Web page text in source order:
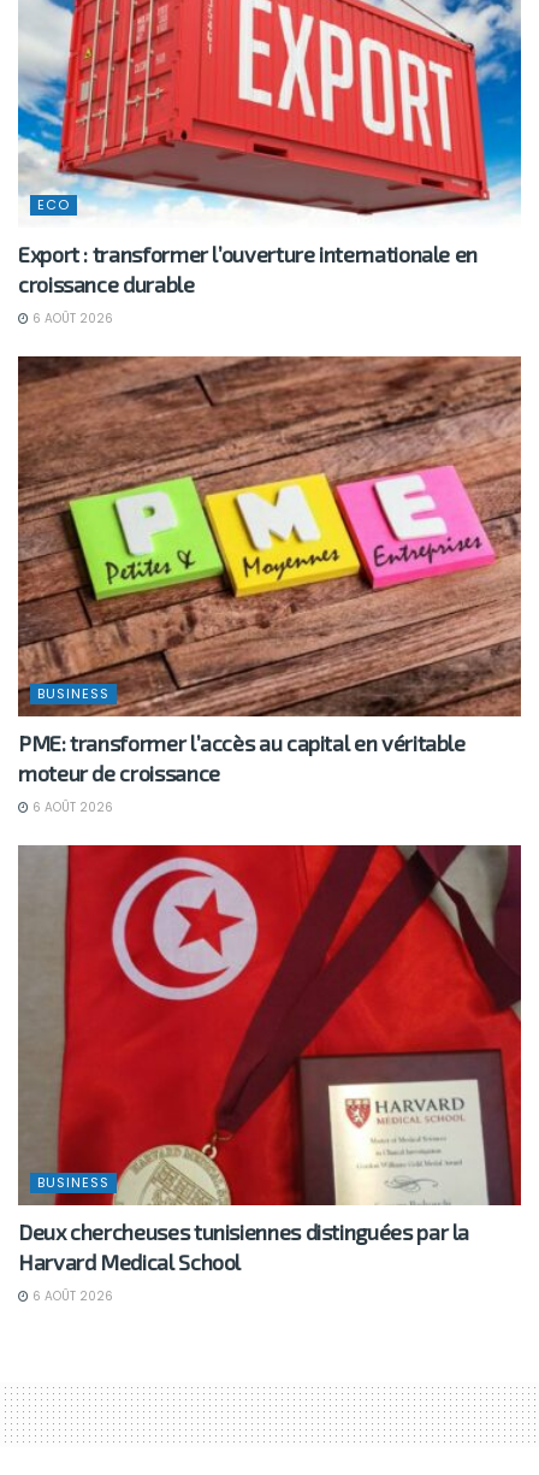
ECO
Export : transformer l’ouverture internationale en
croissance durable
6 AOÛT 2026
BUSINESS
PME: transformer l’accès au capital en véritable
moteur de croissance
6 AOÛT 2026
BUSINESS
Deux chercheuses tunisiennes distinguées par la
Harvard Medical School
6 AOÛT 2026